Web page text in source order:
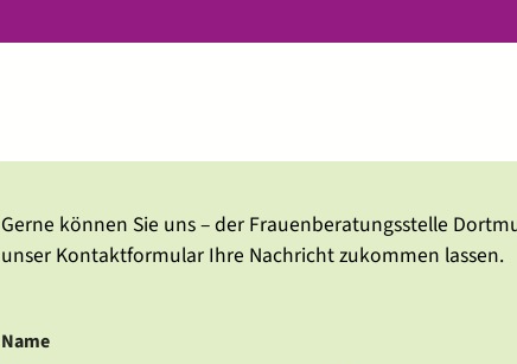
Gerne können Sie uns – der Frauenberatungsstelle
unser Kontaktformular Ihre Nachricht zukommen lassen.
Name